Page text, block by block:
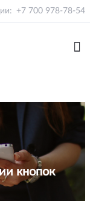
+7 700 978-78-54
кнопок